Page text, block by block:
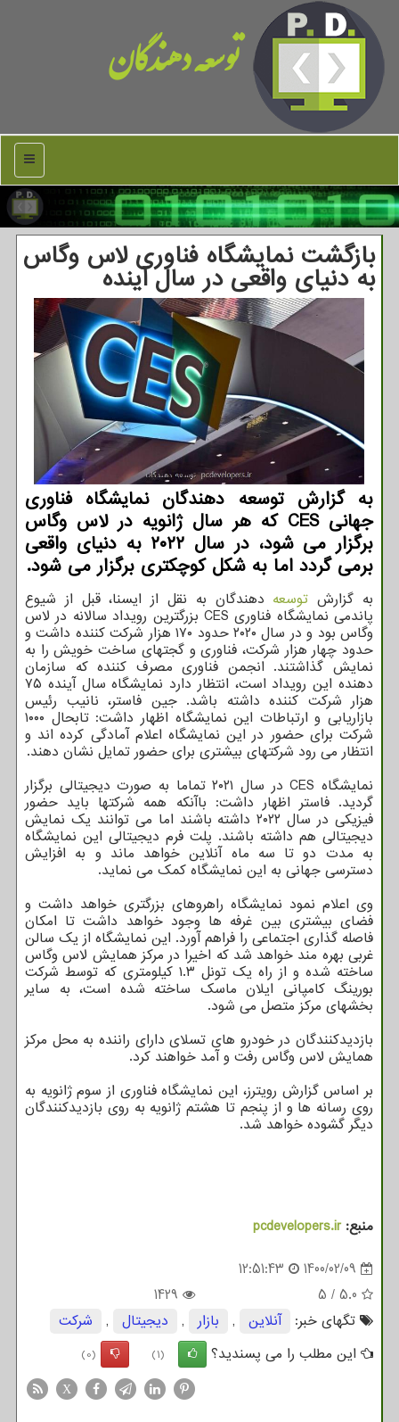
توسعه دهندگان
منو
بازگشت نمایشگاه فناوری لاس وگاس
به دنیای واقعی در سال آینده
به گزارش توسعه دهندگان نمایشگاه فناوری
جهانی CES که هر سال ژانویه در لاس وگاس
برگزار می شود، در سال ۲۰۲۲ به دنیای واقعی
برمی گردد اما به شکل کوچکتری برگزار می شود.
به گزارش توسعه دهندگان به نقل از ایسنا، قبل از شیوع
پاندمی نمایشگاه فناوری CES بزرگترین رویداد سالانه در لاس
وگاس بود و در سال ۲۰۲۰ حدود ۱۷۰ هزار شرکت کننده داشت و
حدود چهار هزار شرکت، فناوری و گجتهای ساخت خویش را به
نمایش گذاشتند. انجمن فناوری مصرف کننده که سازمان
دهنده این رویداد است، انتظار دارد نمایشگاه سال آینده ۷۵
هزار شرکت کننده داشته باشد. جین فاستر، نانیب رئیس
بازاریابی و ارتباطات این نمایشگاه اظهار داشت: تابحال ۱۰۰۰
شرکت برای حضور در این نمایشگاه اعلام آمادگی کرده اند و
انتظار می رود شرکتهای بیشتری برای حضور تمایل نشان دهند.
نمایشگاه CES در سال ۲۰۲۱ تماما به صورت دیجیتالی برگزار
گردید. فاستر اظهار داشت: باآنکه همه شرکتها باید حضور
فیزیکی در سال ۲۰۲۲ داشته باشند اما می توانند یک نمایش
دیجیتالی هم داشته باشند. پلت فرم دیجیتالی این نمایشگاه
به مدت دو تا سه ماه آنلاین خواهد ماند و به افزایش
دسترسی جهانی به این نمایشگاه کمک می نماید.
وی اعلام نمود نمایشگاه راهروهای بزرگتری خواهد داشت و
فضای بیشتری بین غرفه ها وجود خواهد داشت تا امکان
فاصله گذاری اجتماعی را فراهم آورد. این نمایشگاه از یک سالن
غربی بهره مند خواهد شد که اخیرا در مرکز همایش لاس وگاس
ساخته شده و از راه یک تونل ۱.۳ کیلومتری که توسط شرکت
بورینگ کامپانی ایلان ماسک ساخته شده است، به سایر
بخشهای مرکز متصل می شود.
بازدیدکنندگان در خودرو های تسلای دارای راننده به محل مرکز
همایش لاس وگاس رفت و آمد خواهند کرد.
بر اساس گزارش رویترز، این نمایشگاه فناوری از سوم ژانویه به
روی رسانه ها و از پنجم تا هشتم ژانویه به روی بازدیدکنندگان
دیگر گشوده خواهد شد.
منبع:pcdevelopers.ir
1400/02/09
12:51:43
5.0
/
5
1429
تگهای خبر:
آنلاین , بازار , دیجیتال ,
شركت
این مطلب را می پسندید؟
(1)
(0)
X